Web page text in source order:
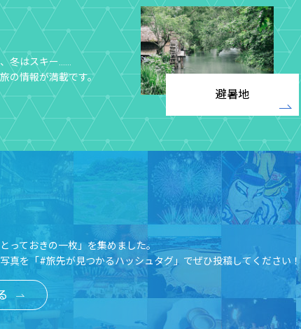
冬はスキー……
の情報が満載です。
避暑地
っておきの一枚」を集めました。​
真を「#旅先が見つかるハッシュタグ」でぜひ投稿してください！​